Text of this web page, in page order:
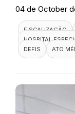
04 de October
FISCALIZAÇÃO
HOSPITAL
DEFIS
ATO